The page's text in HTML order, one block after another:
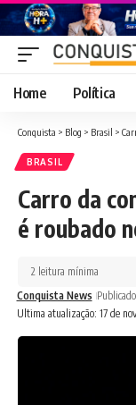
Home Política
Conquista > Blog > Brasil >
BRASIL
Carro da
é roubado
Ultima atualização: 17 de
Conquista News
2 leitura mínima